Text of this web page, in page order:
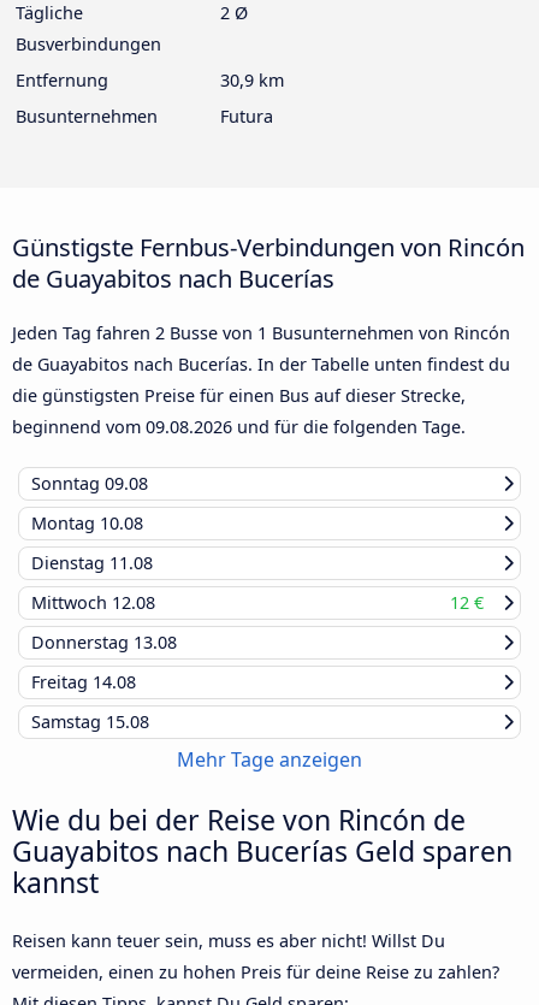
Tägliche
Busverbindungen
2 Ø
Entfernung
30,9 km
Busunternehmen
Futura
Günstigste Fernbus-Verbindungen von Rincón
de Guayabitos nach Bucerías
Jeden Tag fahren 2 Busse von 1 Busunternehmen von Rincón
de Guayabitos nach Bucerías. In der Tabelle unten findest du
die günstigsten Preise für einen Bus auf dieser Strecke,
beginnend vom 09.08.2026 und für die folgenden Tage.
Sonntag 09.08
Montag 10.08
Dienstag 11.08
Mittwoch 12.08
12 €
Donnerstag 13.08
Freitag 14.08
Samstag 15.08
Mehr Tage anzeigen
Wie du bei der Reise von Rincón de
Guayabitos nach Bucerías Geld sparen
kannst
Reisen kann teuer sein, muss es aber nicht! Willst Du
vermeiden, einen zu hohen Preis für deine Reise zu zahlen?